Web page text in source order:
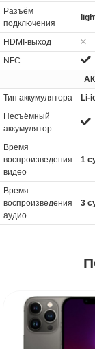
Разъём
подключения
HDMI-выход
NFC
Тип аккумулятора
Li-
Несъёмный
аккумулятор
Время
воспроизведения
видео
1
Время
воспроизведения
аудио
3